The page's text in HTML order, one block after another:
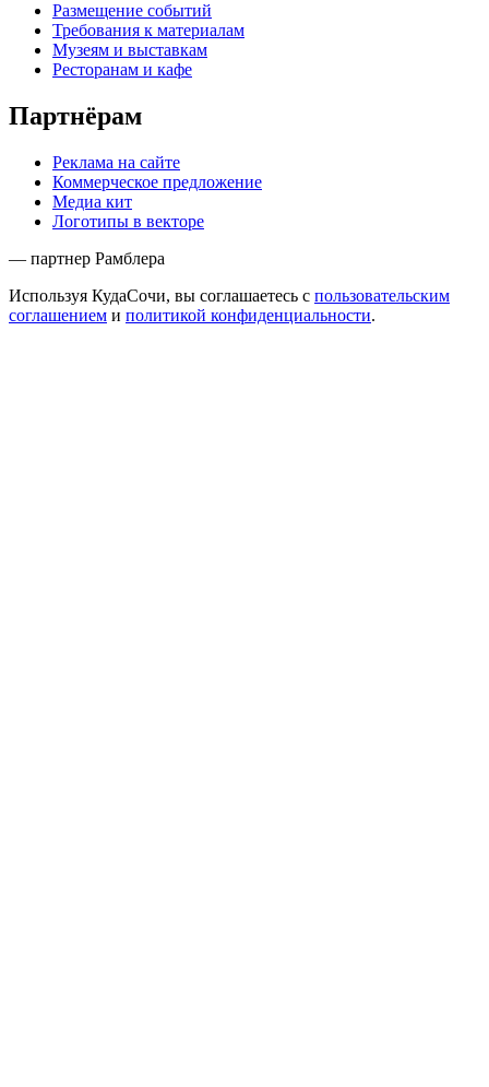
Размещение событий
Требования к материалам
Музеям и выставкам
Ресторанам и кафе
Партнёрам
Реклама на сайте
Коммерческое предложение
Медиа кит
Логотипы в векторе
— партнер Рамблера
Используя КудаСочи, вы соглашаетесь с пользовательским
соглашением и политикой конфиденциальности.